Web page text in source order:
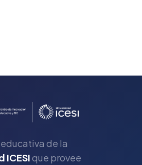
de la
ICESIque provee